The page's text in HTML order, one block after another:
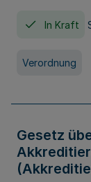
In Kraft
Verordnung
Gesetz